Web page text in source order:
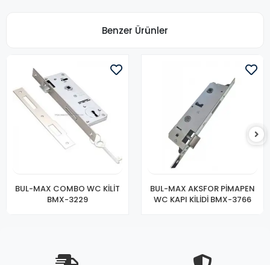
Benzer Ürünler
BUL-MAX COMBO WC KİLİT
BMX-3229
BUL-MAX AKSFOR PİMAPEN
WC KAPI KİLİDİ BMX-3766